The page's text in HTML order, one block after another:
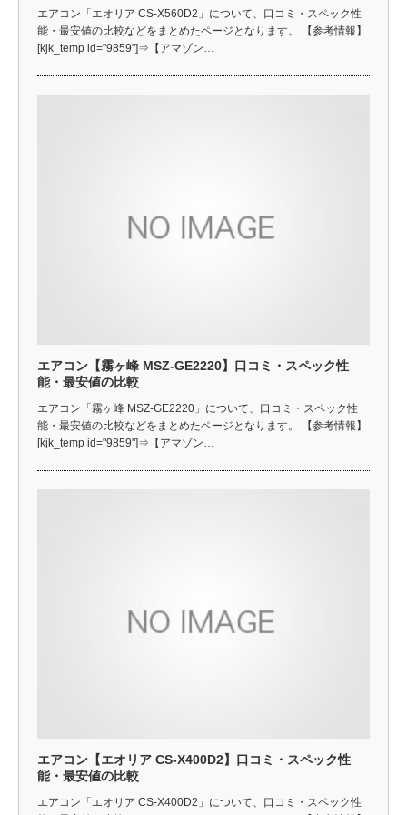
エアコン「エオリア CS-X560D2」について、口コミ・スペック性
能・最安値の比較などをまとめたページとなります。 【参考情報】
[kjk_temp id="9859"]⇒【アマゾン…
エアコン【霧ヶ峰 MSZ-GE2220】口コミ・スペック性
能・最安値の比較
エアコン「霧ヶ峰 MSZ-GE2220」について、口コミ・スペック性
能・最安値の比較などをまとめたページとなります。 【参考情報】
[kjk_temp id="9859"]⇒【アマゾン…
エアコン【エオリア CS-X400D2】口コミ・スペック性
能・最安値の比較
エアコン「エオリア CS-X400D2」について、口コミ・スペック性